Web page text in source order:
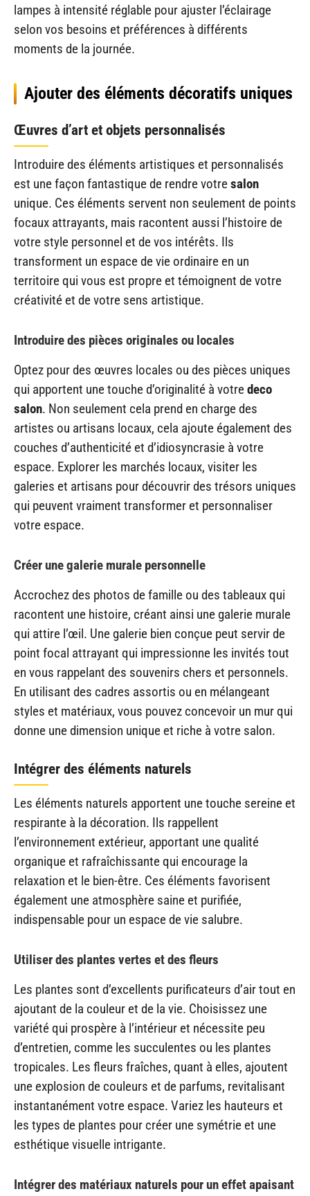
lampes à intensité réglable pour ajuster l’éclairage
selon vos besoins et préférences à différents
moments de la journée.
Ajouter des éléments décoratifs uniques
Œuvres d’art et objets personnalisés
Introduire des éléments artistiques et personnalisés
est une façon fantastique de rendre votresalon
unique. Ces éléments servent non seulement de points
focaux attrayants, mais racontent aussi l’histoire de
votre style personnel et de vos intérêts. Ils
transforment un espace de vie ordinaire en un
territoire qui vous est propre et témoignent de votre
créativité et de votre sens artistique.
Introduire des pièces originales ou locales
Optez pour des œuvres locales ou des pièces uniques
qui apportent une touche d’originalité à votredeco
salon. Non seulement cela prend en charge des
artistes ou artisans locaux, cela ajoute également des
couches d’authenticité et d’idiosyncrasie à votre
espace. Explorer les marchés locaux, visiter les
galeries et artisans pour découvrir des trésors uniques
qui peuvent vraiment transformer et personnaliser
votre espace.
Créer une galerie murale personnelle
Accrochez des photos de famille ou des tableaux qui
racontent une histoire, créant ainsi une galerie murale
qui attire l’œil. Une galerie bien conçue peut servir de
point focal attrayant qui impressionne les invités tout
en vous rappelant des souvenirs chers et personnels.
En utilisant des cadres assortis ou en mélangeant
styles et matériaux, vous pouvez concevoir un mur qui
donne une dimension unique et riche à votre salon.
Intégrer des éléments naturels
Les éléments naturels apportent une touche sereine et
respirante à la décoration. Ils rappellent
l’environnement extérieur, apportant une qualité
organique et rafraîchissante qui encourage la
relaxation et le bien-être. Ces éléments favorisent
également une atmosphère saine et purifiée,
indispensable pour un espace de vie salubre.
Utiliser des plantes vertes et des fleurs
Les plantes sont d’excellents purificateurs d’air tout en
ajoutant de la couleur et de la vie. Choisissez une
variété qui prospère à l’intérieur et nécessite peu
d’entretien, comme les succulentes ou les plantes
tropicales. Les fleurs fraîches, quant à elles, ajoutent
une explosion de couleurs et de parfums, revitalisant
instantanément votre espace. Variez les hauteurs et
les types de plantes pour créer une symétrie et une
esthétique visuelle intrigante.
Intégrer des matériaux naturels pour un effet apaisant